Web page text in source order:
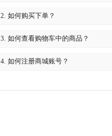
2. 如何购买下单？
3. 如何查看购物车中的商品？
4. 如何注册商城账号？